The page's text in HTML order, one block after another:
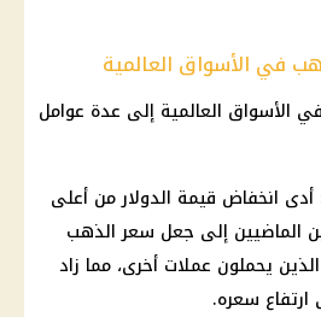
في الأسواق العالمية
الأسواق العالمية إلى عدة عوامل
أدى انخفاض قيمة الدولارمن أعلى
الماضيين إلى جعل سعر الذهب
يحملون عملات أخرى، مما زاد
سعره.